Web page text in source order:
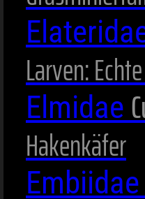
Larven:
Elmidae
Hakenkäfer